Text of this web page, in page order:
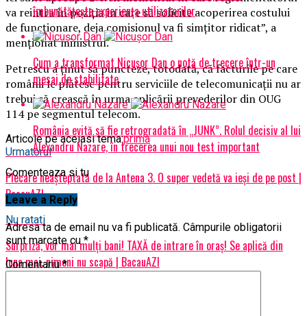
va reintra în poziţia în care să solicite acoperirea costului
de funcţionare, deja comisionul va fi simţitor ridicat”, a
menţionat ministrul.
Petrescu a ţinut să puncteze, totodată, că facturile pe care
românii le plătesc pentru serviciile de telecomunicaţii nu ar
trebui să crească în urma aplicării prevederilor din OUG
114 pe segmentul telecom.
Articole pe aceiasi tema:prima
Urmatorul
Plecare neașteptată de la Antena 3. O super vedetă va ieși de pe post |
BacauAZI
Nu ratati
Surpriză, vor mai mulți bani! TAXĂ de intrare în oraș! Se aplică din
luna mai, nimeni nu scapă | BacauAZI
îmbunătățește experiența utilizatorilor
Cum a transformat Nicușor Dan o notă de trecere într-un
mesaj de stabilitate
România evită să fie retrogradată în „JUNK”. Rolul decisiv al lui
Alexandru Nazare, în trecerea unui nou test important
Comenteaza si tu
Leave a Reply
Adresa ta de email nu va fi publicată. Câmpurile obligatorii
sunt marcate cu*
Comentariu*